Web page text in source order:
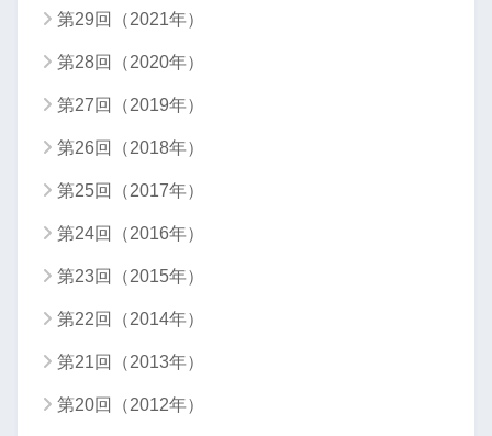
第29回（2021年）
第28回（2020年）
第27回（2019年）
第26回（2018年）
第25回（2017年）
第24回（2016年）
第23回（2015年）
第22回（2014年）
第21回（2013年）
第20回（2012年）